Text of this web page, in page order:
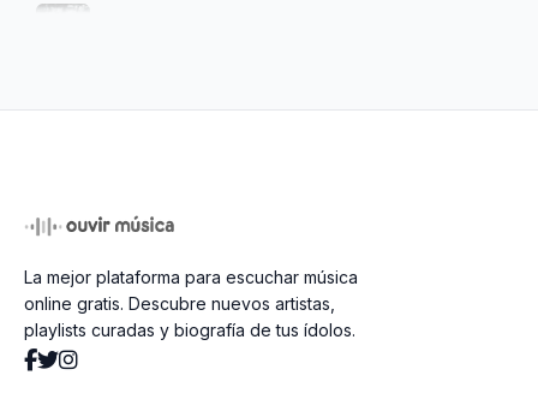
Eres La Fuente (feat. Israel Chaparro)
Alabad
La mejor plataforma para escuchar música
online gratis. Descubre nuevos artistas,
playlists curadas y biografía de tus ídolos.